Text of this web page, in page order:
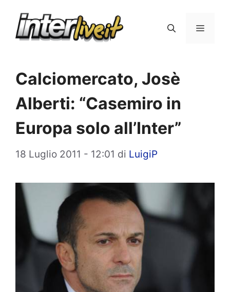
Menu
Calciomercato, Josè
Alberti: “Casemiro in
Europa solo all’Inter”
18 Luglio 2011 - 12:01 di LuigiP